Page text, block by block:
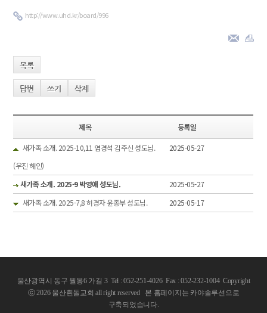
http://www.uhd.kr/board/996
목록
답변 쓰기 삭제
제목 등록일
새가족 소개. 2025-10,11 염경석 김주신 성도님.
(우진 해인)
2025-05-27
새가족 소개. 2025-9 박영애 성도님.
2025-05-27
새가족 소개. 2025-7,8 허경자 윤종부 성도님.
2025-05-17
울산광역시 동구 월봉6 가길 3 Tel : 052-251-4026 Fax : 052-232-1004 Copyright
ⓒ 2026 울산흰돌교회 all right reserved 본 홈페이지는 카야솔루션으로
구축되었습니다.